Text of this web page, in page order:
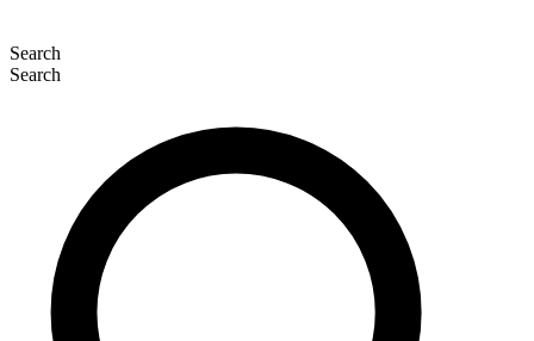
Search
Search